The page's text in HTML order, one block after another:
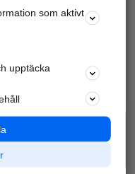
nära dig.
sökningar
som aktivt
upptäcka